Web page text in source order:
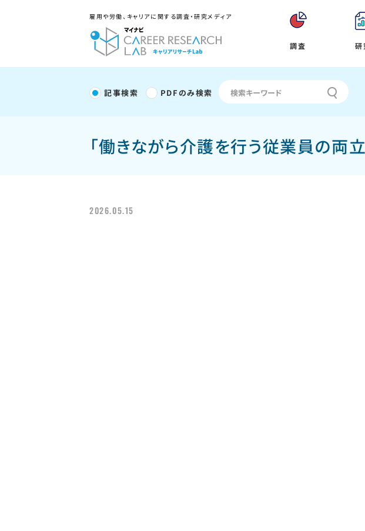
雇用や労働、キャリアに関する調査・研究メディア
調査 研
記事検索 PDFのみ検索
「働きながら介護を行う従業員の両
2026.05.15